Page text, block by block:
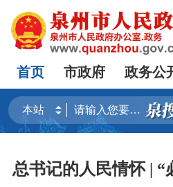
首页 市政府 政务公
总书记的人民情怀 | “